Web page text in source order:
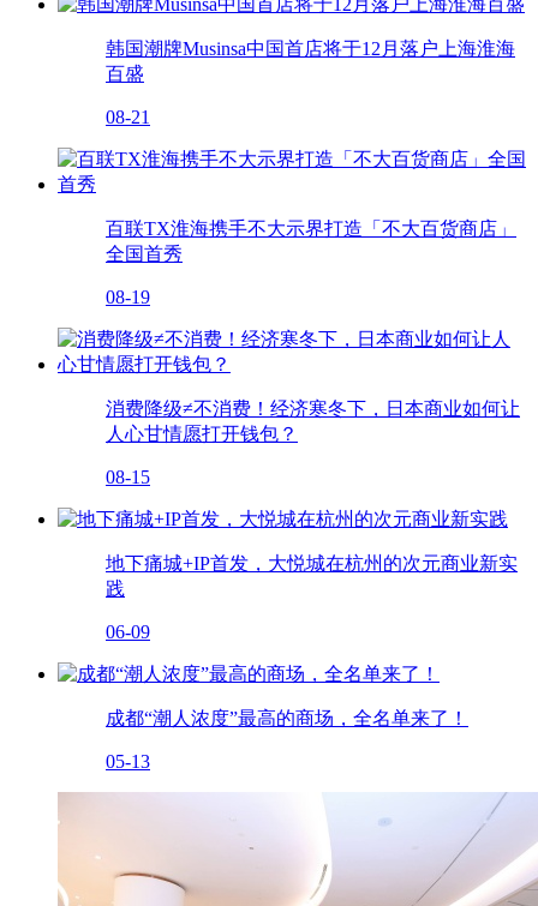
韩国潮牌Musinsa中国首店将于12月落户上海淮海
百盛
08-21
百联TX淮海携手不大示界打造「不大百货商店」
全国首秀
08-19
消费降级≠不消费！经济寒冬下，日本商业如何让
人心甘情愿打开钱包？
08-15
地下痛城+IP首发，大悦城在杭州的次元商业新实
践
06-09
成都“潮人浓度”最高的商场，全名单来了！
05-13